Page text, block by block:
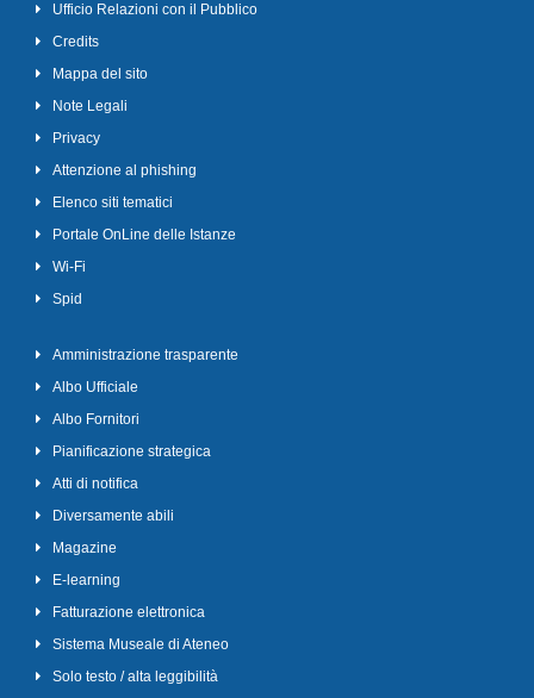
Ufficio Relazioni con il Pubblico
Credits
Mappa del sito
Note Legali
Privacy
Attenzione al phishing
Elenco siti tematici
Portale OnLine delle Istanze
Wi-Fi
Spid
Amministrazione trasparente
Albo Ufficiale
Albo Fornitori
Pianificazione strategica
Atti di notifica
Diversamente abili
Magazine
E-learning
Fatturazione elettronica
Sistema Museale di Ateneo
Solo testo / alta leggibilità